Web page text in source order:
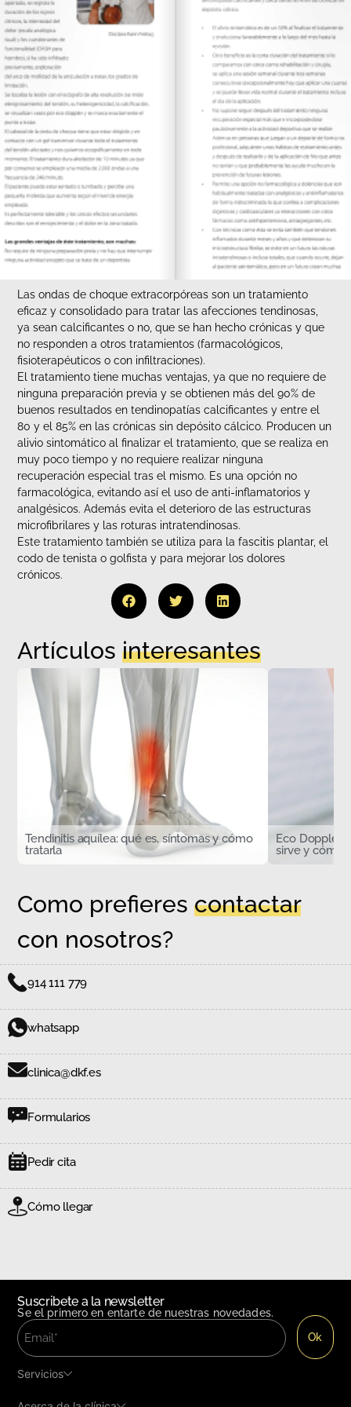
Las ondas de choque extracorpóreas son un tratamiento
eficaz y consolidado para tratar las afecciones tendinosas,
ya sean calcificantes o no, que se han hecho crónicas y que
no responden a otros tratamientos (farmacológicos,
fisioterapéuticos o con infiltraciones).
El tratamiento tiene muchas ventajas, ya que no requiere de
ninguna preparación previa y se obtienen más del 90% de
buenos resultados en tendinopatías calcificantes y entre el
80 y el 85% en las crónicas sin depósito cálcico. Producen un
alivio sintomático al finalizar el tratamiento, que se realiza en
muy poco tiempo y no requiere realizar ninguna
recuperación especial tras el mismo. Es una opción no
farmacológica, evitando así el uso de anti-inflamatorios y
analgésicos. Además evita el deterioro de las estructuras
microfibrilares y las roturas intratendinosas.
Este tratamiento también se utiliza para la fascitis plantar, el
codo de tenista o golfista y para mejorar los dolores
crónicos.
Artículosinteresantes
Tendinitis aquílea: qué es, síntomas y cómo
tratarla
Eco Doppler
sirve y cómo
Como prefierescontactar
con nosotros?
914 111 779
whatsapp
clinica@dkf.es
Formularios
Pedir cita
Cómo llegar
Suscribete a la newsletter
Se el primero en entarte de nuestras novedades.
Servicios